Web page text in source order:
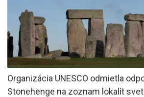
Organizácia UNESCO odmietla
Stonehenge na zoznam lokalít